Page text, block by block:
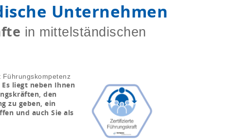
Unternehmen
in mittelständischen
Es liegt neben Ihnen
den
zu geben, ein
und auch Sie als